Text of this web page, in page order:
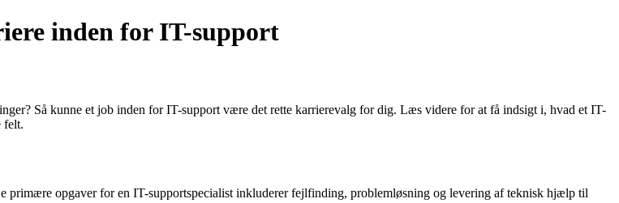
inden for IT-support
Så kunne et job inden for IT-support være det rette karrierevalg for dig. Læs videre for at få indsigt i, hvad et IT-
felt.
primære opgaver for en IT-supportspecialist inkluderer fejlfinding, problemløsning og levering af teknisk hjælp til